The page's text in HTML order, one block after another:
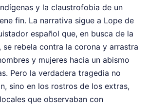
y la claustrofobia de un
fin. La narrativa sigue a Lope de
español que, en busca de la
se rebela contra la corona y arrastra
y mujeres hacia un abismo
Pero la verdadera tragedia no
sino en los rostros de los extras,
que observaban con